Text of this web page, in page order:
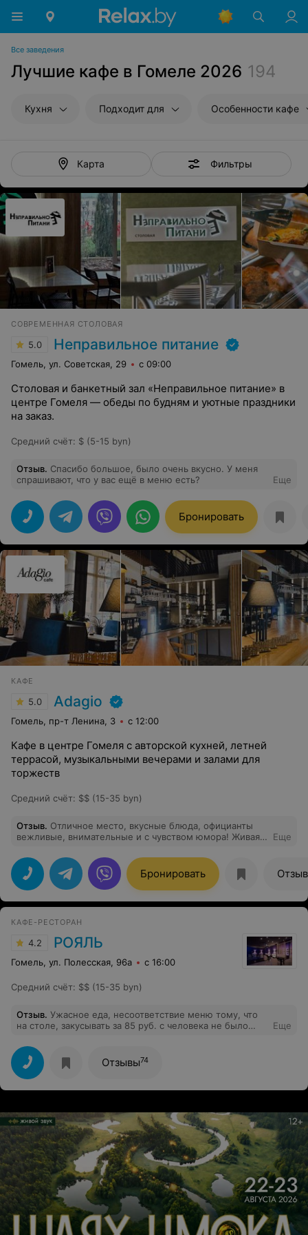
Все заведения
Лучшие кафе в Гомеле 2026 194
Кухня Подходит для Особенности кафе
Карта Фильтры
СОВРЕМЕННАЯ СТОЛОВАЯ
5.0 Неправильное питание
Гомель, ул. Советская, 29 с 09:00
Столовая и банкетный зал «Неправильное питание» в
центре Гомеля — обеды по будням и уютные праздники
на заказ.
Средний счёт: $ (5-15 byn)
Отзыв. Спасибо большое, было очень вкусно. У меня
спрашивают, что у вас ещё в меню есть?
Еще
Бронировать
КАФЕ
5.0 Adagio
Гомель, пр-т Ленина, 3 с 12:00
Кафе в центре Гомеля с авторской кухней, летней
террасой, музыкальными вечерами и залами для
торжеств
Средний счёт: $$ (15-35 byn)
Отзыв. Отличное место, вкусные блюда, официанты
вежливые, внимательные и с чувством юмора! Живая
большое!
Еще
Бронировать
КАФЕ-РЕСТОРАН
4.2 РОЯЛЬ
Гомель, ул. Полесская, 96а с 16:00
Средний счёт: $$ (15-35 byn)
Отзыв. Ужасное еда, несоответствие меню тому, что
на столе, закусывать за 85 руб. с человека не было
корпоративе.
Еще
Отзывы74